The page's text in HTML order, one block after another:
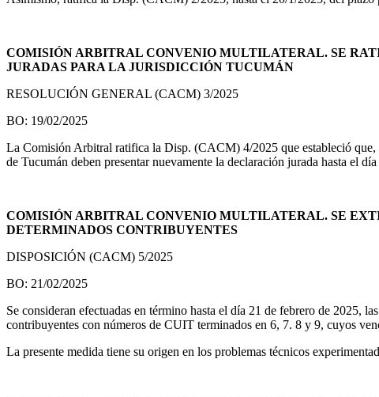
COMISIÓN ARBITRAL CONVENIO MULTILATERAL. SE
JURADAS PARA LA JURISDICCIÓN TUCUMÁN
RESOLUCIÓN GENERAL (CACM) 3/2025
BO: 19/02/2025
La Comisión Arbitral ratifica la Disp. (CACM) 4/2025 que estableció
de Tucumán deben presentar nuevamente la declaración jurada hasta el
COMISIÓN ARBITRAL CONVENIO MULTILATERAL. SE
DETERMINADOS CONTRIBUYENTES
DISPOSICIÓN (CACM) 5/2025
BO: 21/02/2025
Se consideran efectuadas en término hasta el día 21 de febrero de 2025,
contribuyentes con números de CUIT terminados en 6, 7. 8 y 9, cuyos
La presente medida tiene su origen en los problemas técnicos